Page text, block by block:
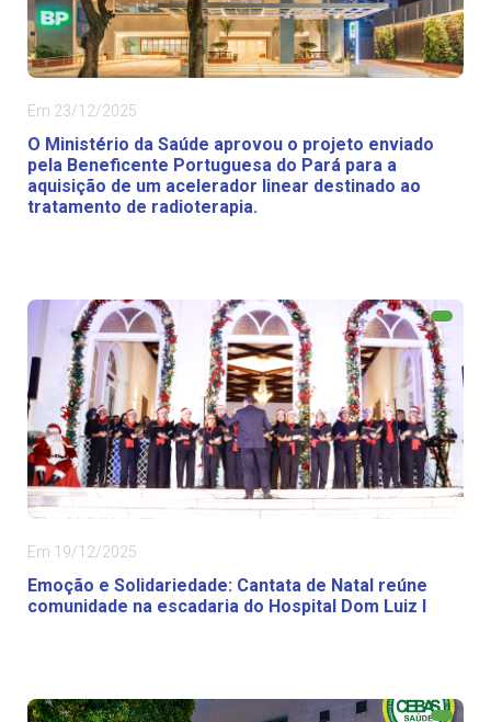
Em 23/12/2025
O Ministério da Saúde aprovou o projeto enviado
pela Beneficente Portuguesa do Pará para a
aquisição de um acelerador linear destinado ao
tratamento de radioterapia.
Em 19/12/2025
Emoção e Solidariedade: Cantata de Natal reúne
comunidade na escadaria do Hospital Dom Luiz I